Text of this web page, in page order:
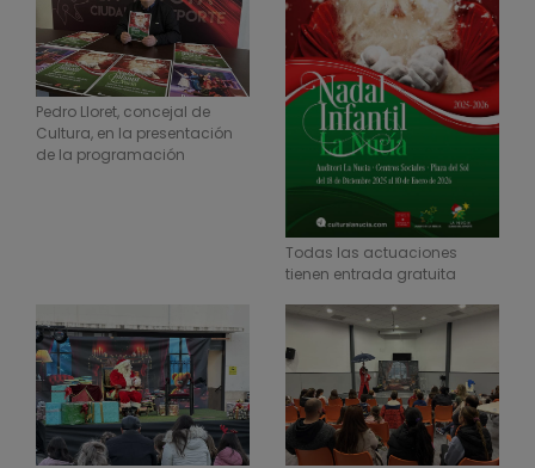
Pedro Lloret, concejal de
Cultura, en la presentación
de la programación
Todas las actuaciones
tienen entrada gratuita